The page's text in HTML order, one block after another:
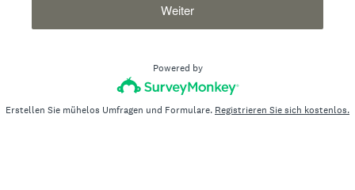
Weiter
Powered by
Erstellen Sie mühelos Umfragen und Formulare. Registrieren Sie sich kostenlos.